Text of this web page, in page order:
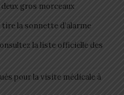
deux gros morceaux
la sonnette d’alarme
la liste officielle des
pour la visite médicale à